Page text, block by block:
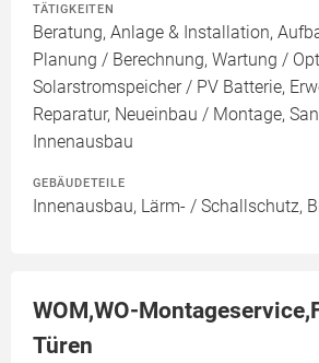
TÄTIGKEITEN
Beratung, Anlage & Installation,
Planung / Berechnung, Wartung /
Solarstromspeicher / PV Batterie,
Reparatur, Neueinbau / Montage,
Innenausbau
GEBÄUDETEILE
Innenausbau, Lärm- / Schallschutz,
WOM,WO-
Türen